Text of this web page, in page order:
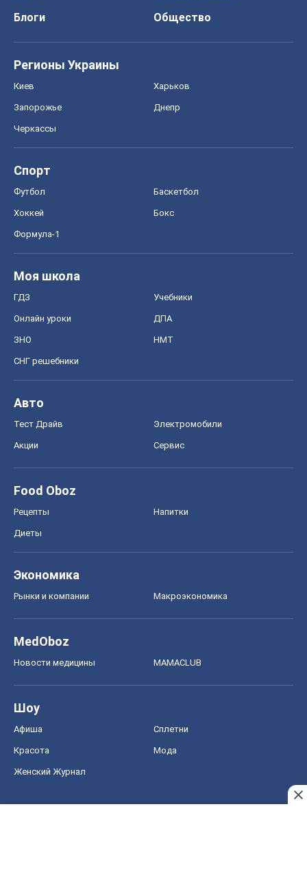
Блоги
Общество
Регионы Украины
Киев Харьков
Запорожье Днепр
Черкассы
Спорт
Футбол Баскетбол
Хоккей Бокс
Формула-1
Моя школа
ГДЗ Учебники
Онлайн уроки ДПА
ЗНО НМТ
СНГ решебники
Авто
Тест Драйв Электромобили
Акции Сервис
Food Oboz
Рецепты Напитки
Диеты
Экономика
Рынки и компании Mакроэкономика
MedOboz
Новости медицины MAMACLUB
Шоу
Афиша Сплетни
Красота Мода
Женский Журнал